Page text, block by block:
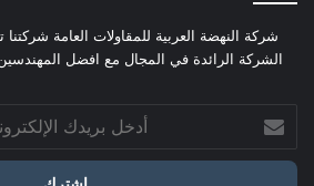
الشركة الرائدة في المجال مع افضل
بريدك
الإلكتروني